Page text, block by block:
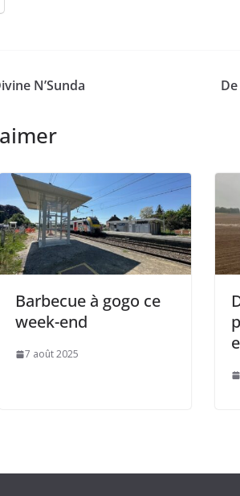
N’Sunda
Barbecue à gogo ce
week-end
7 août 2025